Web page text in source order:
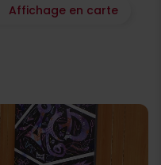
Affichage en carte